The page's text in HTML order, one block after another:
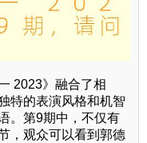
2023》融合了相
特的表演风格和机智
。第9期中，不仅有
，观众可以看到郭德